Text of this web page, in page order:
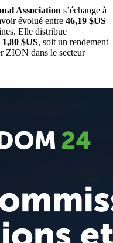
Association s’échange à
évolué entre 46,19 $US
Elle distribue
1,80 $US, soit un rendement
ZION dans le secteur